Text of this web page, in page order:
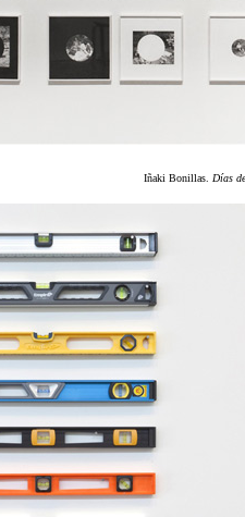
Iñaki Bonillas. Días